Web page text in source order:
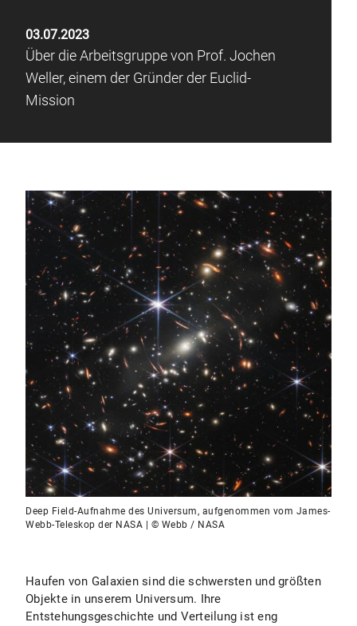
03.07.2023
Über die Arbeitsgruppe von Prof. Jochen
Weller, einem der Gründer der Euclid-
Mission
Deep Field-Aufnahme des Universum, aufgenommen vom James-
Webb-Teleskop der NASA | © Webb / NASA
Haufen von Galaxien sind die schwersten und größten
Objekte in unserem Universum. Ihre
Entstehungsgeschichte und Verteilung ist eng